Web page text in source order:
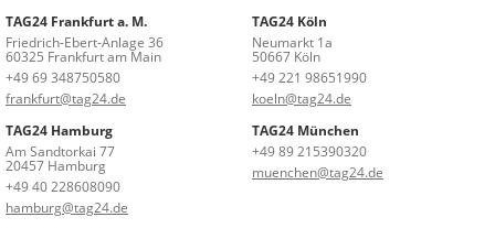
TAG24 Frankfurt a. M.
Friedrich-Ebert-Anlage 36
60325 Frankfurt am Main
+49 69 348750580
frankfurt@tag24.de
TAG24 Köln
Neumarkt 1a
50667 Köln
+49 221 98651990
koeln@tag24.de
TAG24 Hamburg
Am Sandtorkai 77
20457 Hamburg
+49 40 228608090
hamburg@tag24.de
TAG24 München
+49 89 215390320
muenchen@tag24.de